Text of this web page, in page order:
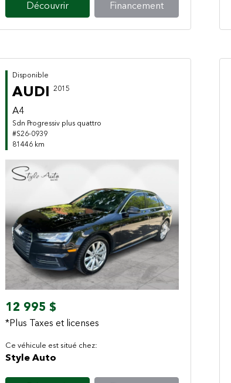
Découvrir Financement
Disponible
AUDI 2015
A4
Sdn Progressiv plus quattro
#S26-0939
81446 km
Previous Next
12 995 $
*Plus Taxes et licenses
Ce véhicule est situé chez:
Style Auto